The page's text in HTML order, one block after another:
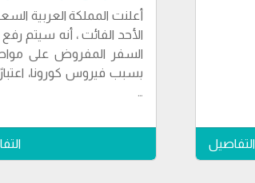
التفاصيل
أعلنت المملكة العربية
الأحد الفائت ، أنه سيتم
السفر المفروض على
بسبب فيروس كورونا،
…